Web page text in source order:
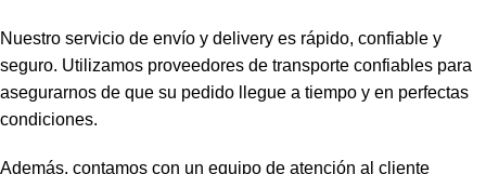
Nuestro servicio de envío y delivery es rápido, confiable y
seguro. Utilizamos proveedores de transporte confiables para
asegurarnos de que su pedido llegue a tiempo y en perfectas
condiciones.
Además, contamos con un equipo de atención al cliente